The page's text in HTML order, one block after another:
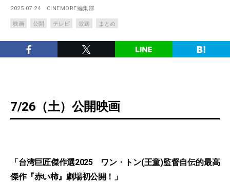
2025.07.24 CINEMORE編集部
映画 公開 テレビ 放送 まとめ
7/26（土）公開映画
「台湾巨匠傑作選2025 ワン・トン(王童)監督自伝的最高
傑作『赤い柿』劇場初公開！」